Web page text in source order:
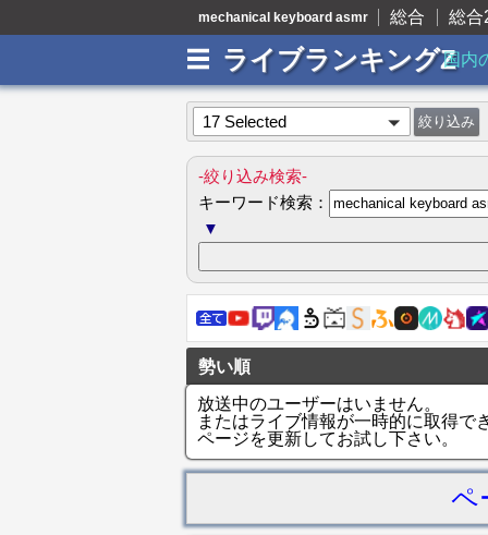
mechanical keyboard asmr 総合 総合
ライブランキングZ国内
17 Selected
-絞り込み検索-
キーワード検索：
▼
勢い順
放送中のユーザーはいません。
またはライブ情報が一時的に取得で
ページを更新してお試し下さい。
ペ